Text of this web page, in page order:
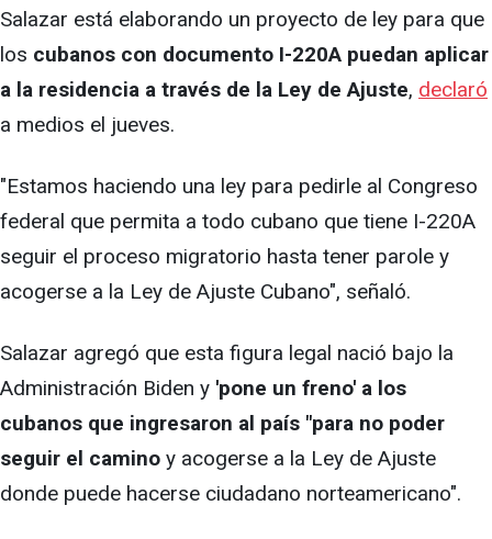
Salazar está elaborando un proyecto de ley para que
los cubanos con documento I-220A puedan aplicar
a la residencia a través de la Ley de Ajuste, declaró
a medios el jueves.
"Estamos haciendo una ley para pedirle al Congreso
federal que permita a todo cubano que tiene I-220A
seguir el proceso migratorio hasta tener parole y
acogerse a la Ley de Ajuste Cubano", señaló.
Salazar agregó que esta figura legal nació bajo la
Administración Biden y 'pone un freno' a los
cubanos que ingresaron al país "para no poder
seguir el camino y acogerse a la Ley de Ajuste
donde puede hacerse ciudadano norteamericano".